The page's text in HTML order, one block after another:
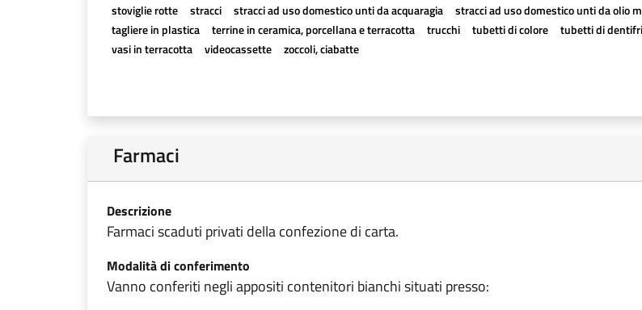
stoviglie rotte
stracci stracci ad uso domestico unti da acquaragia stracci ad uso domestico unti da olio
tagliere in plastica
terrine in ceramica, porcellana e terracotta trucchi tubetti di colore tubetti di
vasi in terracotta
videocassette zoccoli, ciabatte
Farmaci
Descrizione
Farmaci scaduti privati della confezione di carta.
Modalità di conferimento
Vanno conferiti negli appositi contenitori bianchi situati presso: